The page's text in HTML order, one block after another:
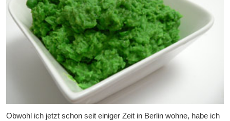
Obwohl ich jetzt schon seit einiger Zeit in Berlin wohne, habe ich